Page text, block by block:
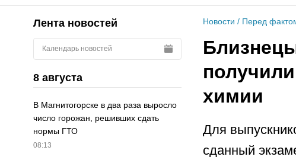
Лента новостей
Календарь новостей
8 августа
В Магнитогорске в два раза выросло
число горожан, решивших сдать
нормы ГТО
08:13
Новости / Перед
химии
Для
сданный